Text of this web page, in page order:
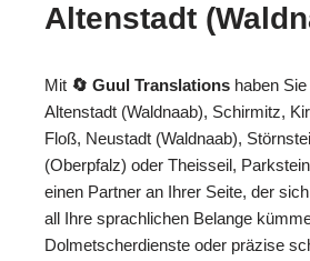
Altenstadt
Mit 🔄 Guul Translations haben
Altenstadt (Waldnaab), Schirmitz,
Floß, Neustadt (Waldnaab),
(Oberpfalz) oder Theisseil,
einen Partner an Ihrer Seite, der
all Ihre sprachlichen Belange
Dolmetscherdienste oder präzise